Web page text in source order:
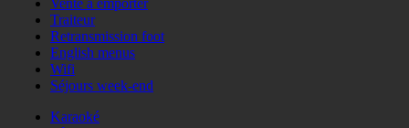
Vente à emporter
Traiteur
Retransmission foot
English menus
Wifi
Séjours week-end
Karaoké